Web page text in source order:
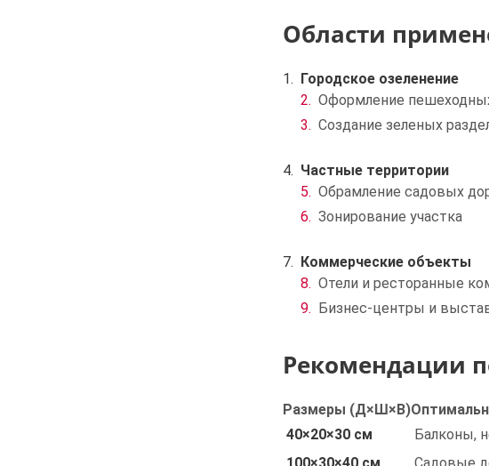
Области
Городское озеленение
Оформление
Создание зеленых
Частные территории
Обрамление садовых
Зонирование участка
Коммерческие объекты
Отели и ресторанные
Бизнес-центры и
Рекомендации
Размеры (Д×Ш×В)
40×20×30 см
Балконы,